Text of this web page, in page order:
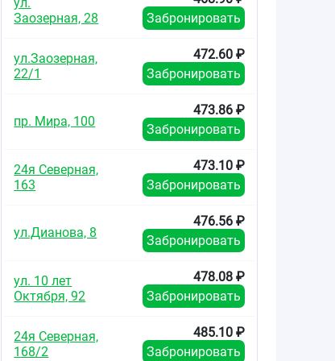
от 337.92
Анэспум капсулы
40мг №25
от629.00₽
Анэспум капсулы
40мг №50
Заозерная, 28
Забронировать
ул.Заозерная,
22/1
472.60 ₽
Забронировать
пр. Мира, 100
473.86 ₽
Забронировать
24я Северная,
163
473.10 ₽
Забронировать
ул.Дианова, 8
476.56 ₽
Забронировать
ул. 10 лет
Октября, 92
478.08 ₽
Забронировать
24я Северная,
168/2
485.10 ₽
Забронировать